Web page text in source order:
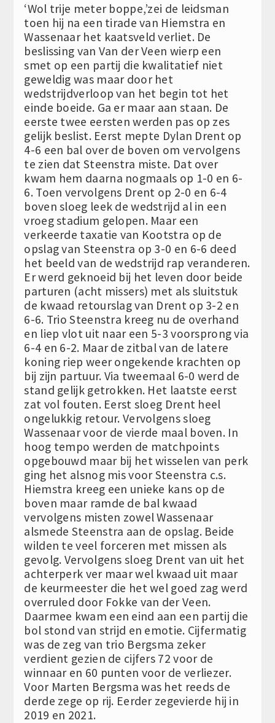
‘Wol trije meter boppe,’zei de leidsman
toen hij na een tirade van Hiemstra en
Wassenaar het kaatsveld verliet. De
beslissing van Van der Veen wierp een
smet op een partij die kwalitatief niet
geweldig was maar door het
wedstrijdverloop van het begin tot het
einde boeide. Ga er maar aan staan. De
eerste twee eersten werden pas op zes
gelijk beslist. Eerst mepte Dylan Drent op
4-6 een bal over de boven om vervolgens
te zien dat Steenstra miste. Dat over
kwam hem daarna nogmaals op 1-0 en 6-
6. Toen vervolgens Drent op 2-0 en 6-4
boven sloeg leek de wedstrijd al in een
vroeg stadium gelopen. Maar een
verkeerde taxatie van Kootstra op de
opslag van Steenstra op 3-0 en 6-6 deed
het beeld van de wedstrijd rap veranderen.
Er werd geknoeid bij het leven door beide
parturen (acht missers) met als sluitstuk
de kwaad retourslag van Drent op 3-2 en
6-6. Trio Steenstra kreeg nu de overhand
en liep vlot uit naar een 5-3 voorsprong via
6-4 en 6-2. Maar de zitbal van de latere
koning riep weer ongekende krachten op
bij zijn partuur. Via tweemaal 6-0 werd de
stand gelijk getrokken. Het laatste eerst
zat vol fouten. Eerst sloeg Drent heel
ongelukkig retour. Vervolgens sloeg
Wassenaar voor de vierde maal boven. In
hoog tempo werden de matchpoints
opgebouwd maar bij het wisselen van perk
ging het alsnog mis voor Steenstra c.s.
Hiemstra kreeg een unieke kans op de
boven maar ramde de bal kwaad
vervolgens misten zowel Wassenaar
alsmede Steenstra aan de opslag. Beide
wilden te veel forceren met missen als
gevolg. Vervolgens sloeg Drent van uit het
achterperk ver maar wel kwaad uit maar
de keurmeester die het wel goed zag werd
overruled door Fokke van der Veen.
Daarmee kwam een eind aan een partij die
bol stond van strijd en emotie. Cijfermatig
was de zeg van trio Bergsma zeker
verdient gezien de cijfers 72 voor de
winnaar en 60 punten voor de verliezer.
Voor Marten Bergsma was het reeds de
derde zege op rij. Eerder zegevierde hij in
2019 en 2021.